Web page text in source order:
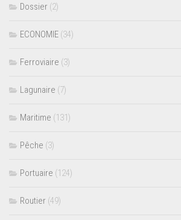
Dossier (2)
ECONOMIE (34)
Ferroviaire (3)
Lagunaire (7)
Maritime (131)
Pêche (3)
Portuaire (124)
Routier (49)